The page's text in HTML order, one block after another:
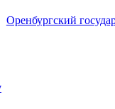
Оренбургский